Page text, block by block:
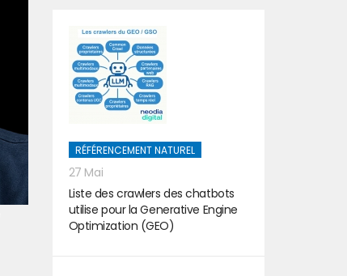
RÉFÉRENCEMENT NATUREL
27 Mai
Liste des crawlers des chatbots
utilise pour la Generative Engine
Optimization (GEO)